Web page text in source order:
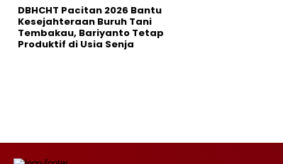
DBHCHT Pacitan 2026 Bantu
Kesejahteraan Buruh Tani
Tembakau, Bariyanto Tetap
Produktif di Usia Senja